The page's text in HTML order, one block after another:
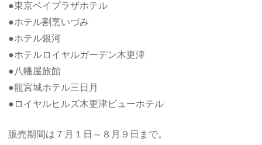
●東京ベイプラザホテル
●ホテル割烹いづみ
●ホテル銀河
●ホテルロイヤルガーデン木更津
●八幡屋旅館
●龍宮城ホテル三日月
●ロイヤルヒルズ木更津ビューホテル
販売期間は７月１日～８月９日まで。